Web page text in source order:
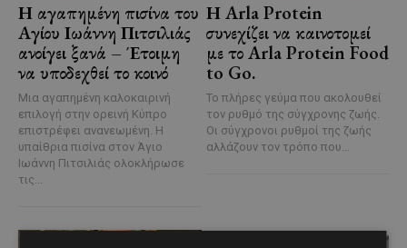
Η αγαπημένη πισίνα του
Αγίου Ιωάννη Πιτσιλιάς
ανοίγει ξανά – Έτοιμη
να υποδεχθεί το κοινό
Μια αγαπημένη καλοκαιρινή
επιλογή στην ορεινή Κύπρο
επιστρέφει ανανεωμένη. Η
υπαίθρια πισίνα στον Άγιο
Ιωάννη Πιτσιλιάς ολοκλήρωσε
τις...
Η Arla Protein
συνεχίζει να καινοτομεί
με το Arla Protein Food
to Go.
Το πλήρες γεύμα που ακολουθεί
τον ρυθμό της σύγχρονης ζωής.
Οι σύγχρονοι ρυθμοί της ζωής
αλλάζουν τον τρόπο που...